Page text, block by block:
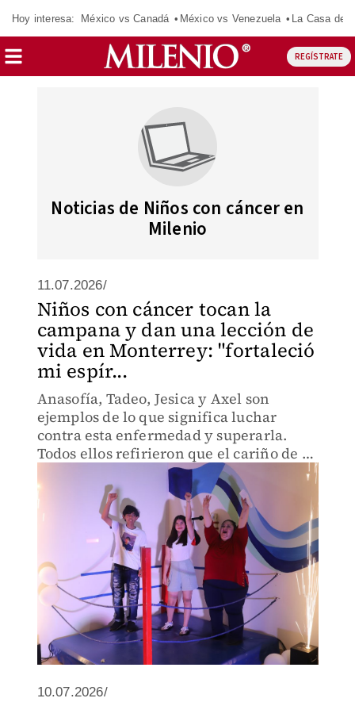
Hoy interesa: México vs Canadá México vs Venezuela La Casa de
REGÍSTRATE
Noticias de Niños con cáncer en
Milenio
11.07.2026/
Niños con cáncer tocan la
campana y dan una lección de
vida en Monterrey: "fortaleció
mi espír...
Anasofía, Tadeo, Jesica y Axel son
ejemplos de lo que significa luchar
contra esta enfermedad y superarla.
Todos ellos refirieron que el cariño de su
familia fue importante para tener el
valor de enfrentar las adversidades que
lleva el proceso.
10.07.2026/